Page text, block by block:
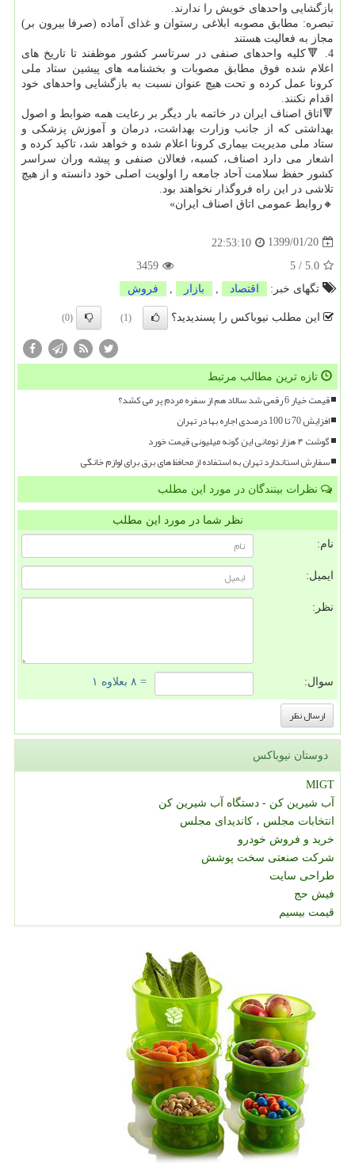
بازگشایی واحدهای خویش را ندارند.
تبصره: مطابق مصوبه ابلاغی رستوان و غذای آماده (صرفا بیرون بر)
مجاز به فعالیت هستند
4. 🔻كلیه واحدهای صنفی در سرتاسر كشور موظفند تا تاریخ های
اعلام شده فوق مطابق مصوبات و بخشنامه های پیشین ستاد ملی
كرونا عمل كرده و تحت هیچ عنوان نسبت به بازگشایی واحدهای خود
اقدام نكنند.
🔻اتاق اصناف ایران در خاتمه بار دیگر بر رعایت همه ضوابط و اصول
بهداشتی كه از جانب وزارت بهداشت، درمان و آموزش پزشكی و
ستاد ملی مدیریت بیماری كرونا اعلام شده و خواهد شد، تاكید كرده و
اشعار می دارد اصناف، كسبه، فعالان صنفی و پیشه وران سراسر
كشور حفظ سلامت آحاد جامعه را اولویت اصلی خود دانسته و از هیچ
تلاشی در این راه فروگذار نخواهند بود.
🔸روابط عمومی اتاق اصناف ایران»
1399/01/20
22:53:10
5.0
/
5
3459
تگهای خبر:
اقتصاد بازار فروش
این مطلب نیوباکس را پسندیدید؟ (1)
(0)
تازه ترین مطالب مرتبط
قیمت خیار 6 رقمی شد سالاد هم از سفره مردم پر می کشد؟
افزایش 70 تا 100 درصدی اجاره بها در تهران
گوشت ۴ هزار تومانی این گونه میلیونی قیمت خورد
سفارش استاندارد تهران به استفاده از محافظ های برق برای لوازم خانگی
نظرات بینندگان در مورد این مطلب
نظر شما در مورد این مطلب
نام:
ایمیل:
نظر:
سوال: = ۸ بعلاوه ۱
دوستان نیوباکس
MIGT
آب شیرین کن - دستگاه آب شیرین کن
انتخابات مجلس ، کاندیدای مجلس
خرید و فروش خودرو
شرکت صنعتی سخت پوشش
طراحی سایت
فیش حج
قیمت بیسیم